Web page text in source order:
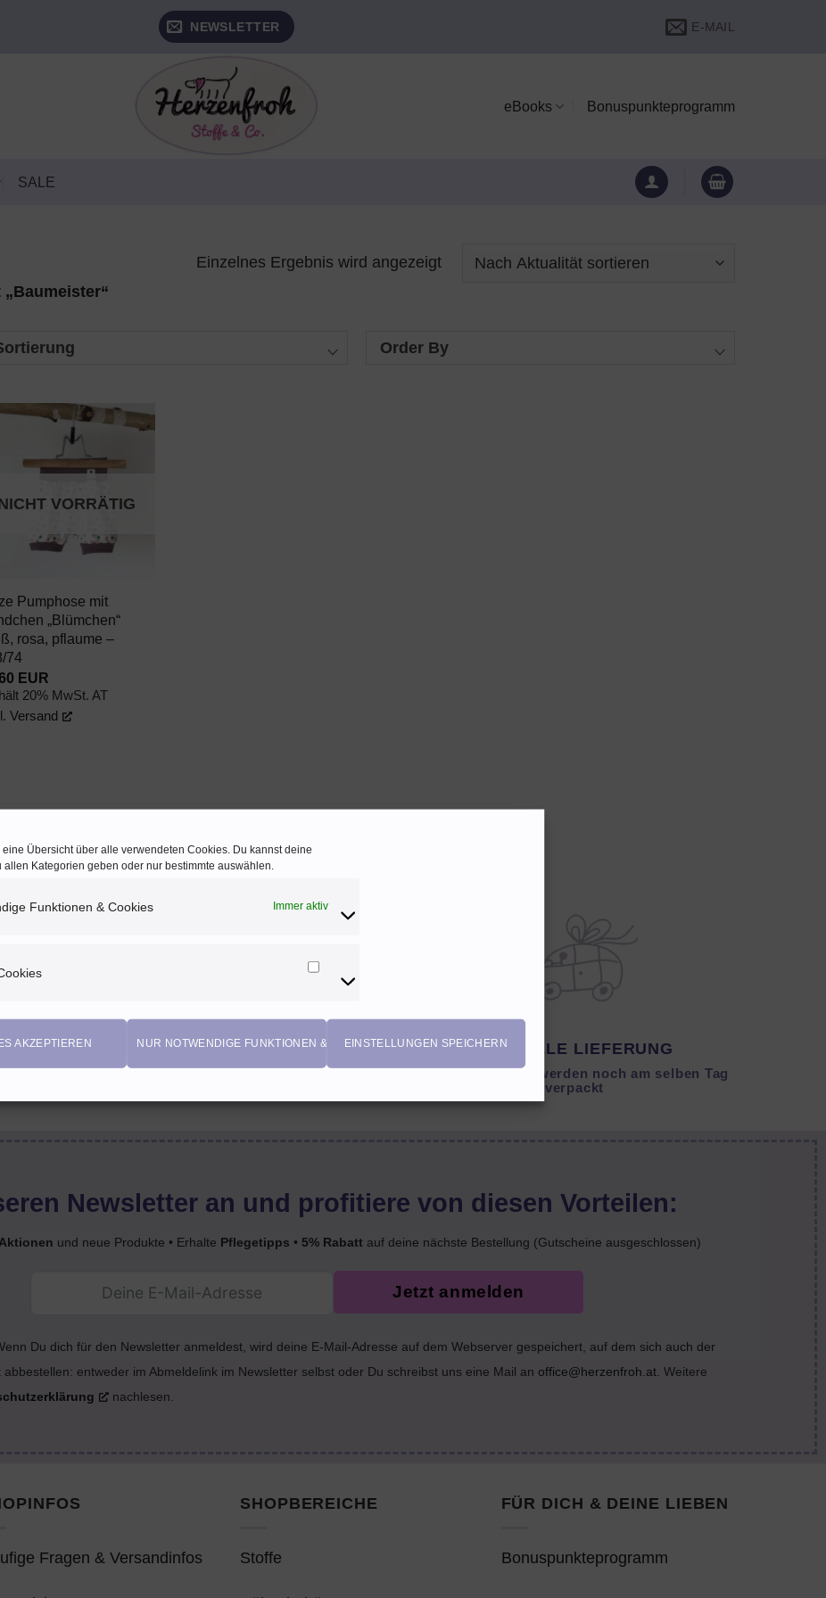
eine Übersicht über alle verwendeten Cookies. Du kannst deine
allen Kategorien geben oder nur bestimmte auswählen.
Funktionen & Cookies Immer aktiv
Marketing
AKZEPTIEREN NUR NOTWENDIGE FUNKTIONEN & COOKIESEINSTELLUNGEN SPEICHERN
NEWSLETTER E-MAIL
eBooks Bonuspunkteprogramm
SALE
Einzelnes Ergebnis wird angezeigt
Order By
AUF DEN
WUNSCHZETTEL
VORRÄTIG
Pumphose mit
„Blümchen“
rosa, pflaume –
74
EUR
20% MwSt. AT
Versand
EIGENPRODUKTIONEN
Einzigartige Stoffdesigns von Herzenfroh
SCHNELLE LIEFERUNG
Lagernde Artikel werden noch am selben Tag
verpackt
Newsletter an und profitiere von diesen Vorteilen:
Aktionen und neue Produkte • Erhalte Pflegetipps • 5% Rabatt auf deine nächste Bestellung (Gutscheine ausgeschlossen)
Jetzt anmelden
Du dich für den Newsletter anmeldest, wird deine E-Mail-Adresse auf dem Webserver gespeichert, auf dem sich auch der
entweder im Abmeldelink im Newsletter selbst oder Du schreibst uns eine Mail an office@herzenfroh.at . Weitere
nachlesen.
Fragen & Versandinfos
SHOPBEREICHE
Stoffe
FÜR DICH & DEINE LIEBEN
Bonuspunkteprogramm